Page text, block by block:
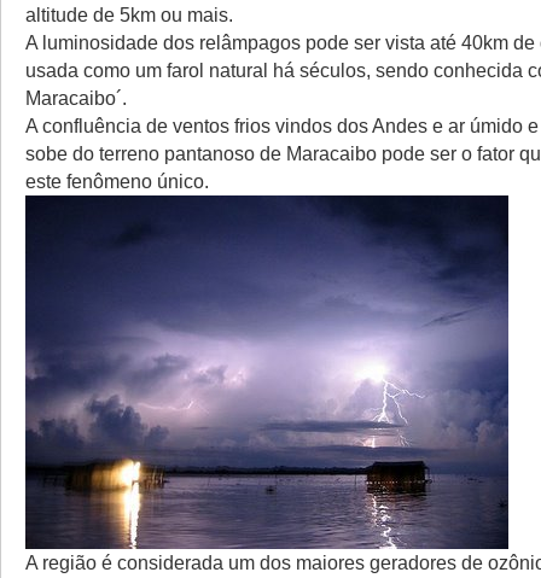
altitude de 5km ou mais.
A luminosidade dos relâmpagos pode ser vista até 40km
usada como um farol natural há séculos, sendo conhecida
Maracaibo´.
A confluência de ventos frios vindos dos Andes e ar úmido
sobe do terreno pantanoso de Maracaibo pode ser o fator
este fenômeno único.
A região é considerada um dos maiores geradores de